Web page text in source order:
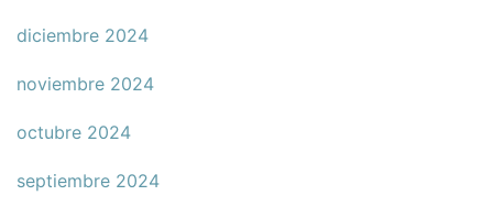
diciembre 2024
noviembre 2024
octubre 2024
septiembre 2024